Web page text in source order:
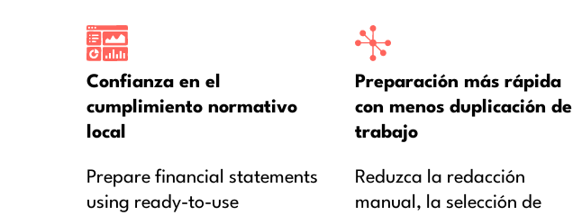
Confianza en el
cumplimiento normativo
local
Prepare financial statements
using ready-to-use
Preparación más rápida
con menos duplicación de
trabajo
Reduzca la redacción
manual, la selección de